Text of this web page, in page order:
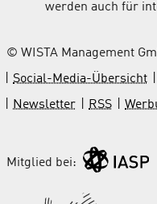
werden auch für
© WISTA Management
Social-Media-Übersicht
Newsletter
RSS
Mitglied bei: